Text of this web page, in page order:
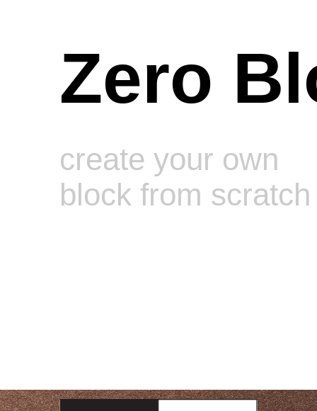
Zero
create your own
block from scratch